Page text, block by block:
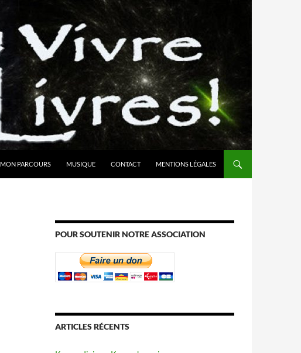
MON PARCOURS MUSIQUE CONTACT MENTIONS LÉGALES
POUR SOUTENIR NOTRE ASSOCIATION
ARTICLES RÉCENTS